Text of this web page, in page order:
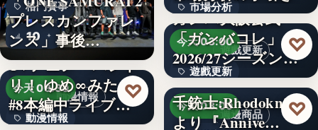
格鬥賽事
10
プレスカンファレ
ンス」事後…
動漫情報
今天 08:30
動漫情報
TVアニメ「バンド
リ！ ゆめ∞みた」
#8本編中ライブ映
像…
♡
市場分析
500
遊戲更新
今天 03:00
遊戲更新
150
ガンバ大阪公式
「ガンバコレ」
2026/27シーズン開
幕！…
♡
週邊商品
今天 03:00
千銃士:Rhodoknight
より『Annive…
♡